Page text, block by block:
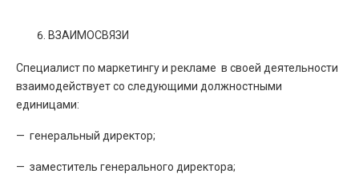
ВЗАИМОСВЯЗИ
Специалист по маркетингу и рекламе в своей деятельности
взаимодействует со следующими должностными
единицами:
— генеральный директор;
— заместитель генерального директора;